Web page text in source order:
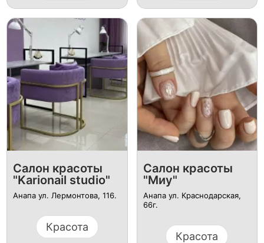
Салон красоты
"Karionail studio"
Анапа ул. Лермонтова, 116.
Красота
Салон красоты
"Миу"
Анапа ул. Краснодарская,
66г.
Красота